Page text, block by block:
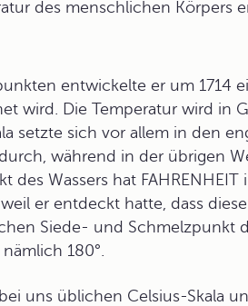
des menschlichen Körpers
entwickelte er um 1714
wird. Die Temperatur wird in
setzte sich vor allem in den
während in der übrigen
des Wassers hat
er entdeckt hatte, dass
Siede- und Schmelzpunkt
180°.
uns üblichen Celsius-Skala